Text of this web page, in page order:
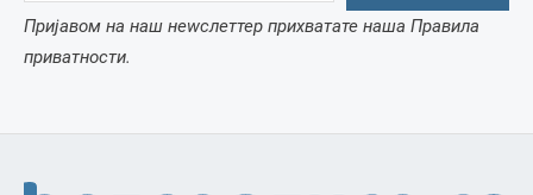
Пријавом на наш неwслеттер прихватате наша Правила
приватности.